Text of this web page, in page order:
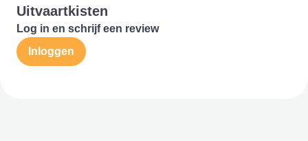
Uitvaartkisten
Log in en schrijf een review
Inloggen